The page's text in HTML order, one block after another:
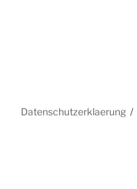
Datenschutzerklaerung